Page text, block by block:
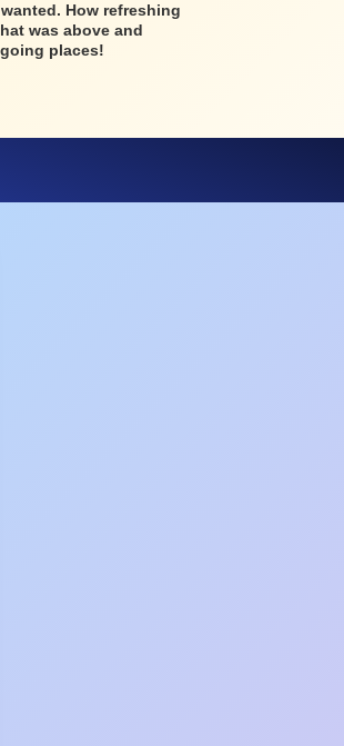
How refreshing
was above and
places!